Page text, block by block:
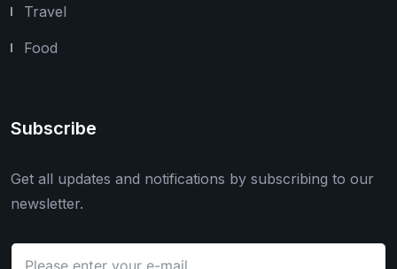
Travel
Food
Subscribe
Get all updates and notifications by subscribing to our
newsletter.